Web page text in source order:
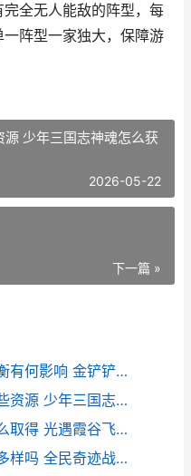
全无人能敌的阵型，每
阵型一家独大，保障游
少年三国志神魂怎么获
2026-05-22
下一篇 »
金铲铲之战羁绊对于游戏平衡有何影响 金铲铲之战羁绊追踪者怎么凑
少年三国志神魂需要购买哪些资源 少年三国志神魂怎么获得
光遇霞谷飞行赛道光翼该怎么取得 光遇霞谷飞行赛道捷径
全民奇迹战士中的元素足够多样吗 全民奇迹战士加点攻略